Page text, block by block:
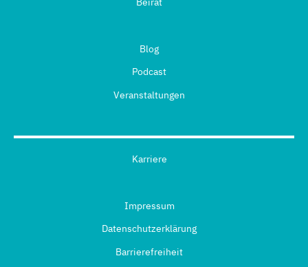
Blog
Podcast
Veranstaltungen
Karriere
Impressum
Datenschutzerklärung
Barrierefreiheit